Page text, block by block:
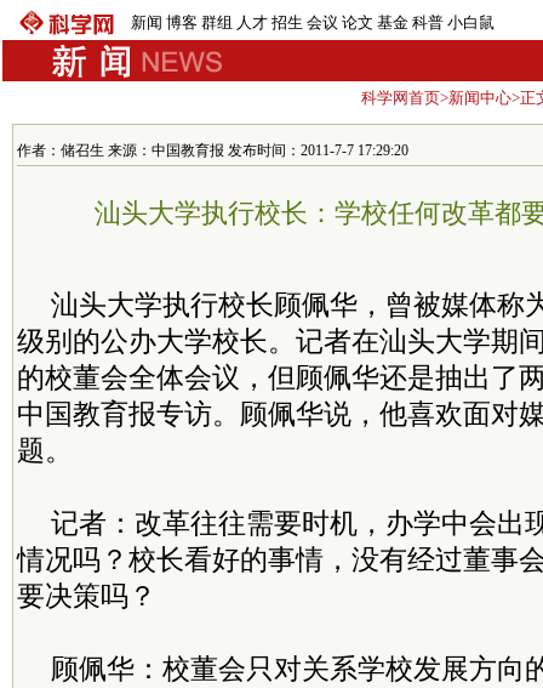
新闻 博客 群组 人才 招生 会议 论文 基金 科普 小白鼠
科学网首页>新闻中心>正
作者：储召生 来源：中国教育报 发布时间：2011-7-7 17:29:20
汕头大学执行校长：学校任何改革都
汕头大学执行校长顾佩华，曾被媒体称
级别的公办大学校长。记者在汕头大学期
的校董会全体会议，但顾佩华还是抽出了
中国教育报专访。顾佩华说，他喜欢面对
题。
记者：改革往往需要时机，办学中会出
情况吗？校长看好的事情，没有经过董事
要决策吗？
顾佩华：校董会只对关系学校发展方向